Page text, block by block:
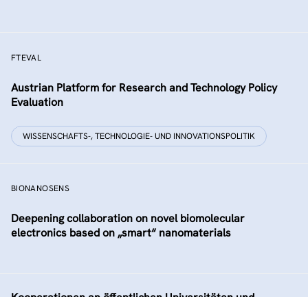
FTEVAL
Austrian Platform for Research and Technology Policy
Evaluation
WISSENSCHAFTS-, TECHNOLOGIE- UND INNOVATIONSPOLITIK
BIONANOSENS
Deepening collaboration on novel biomolecular
electronics based on „smart“ nanomaterials